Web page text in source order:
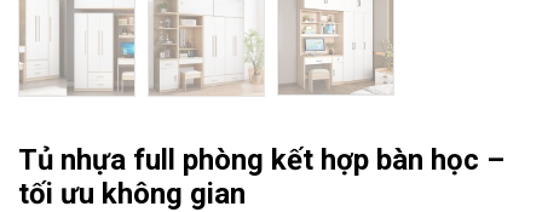
Tủ nhựa full phòng kết hợp bàn học –
tối ưu không gian